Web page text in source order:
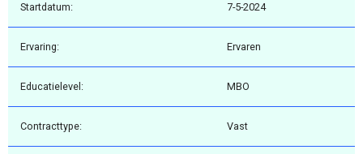
Startdatum: 7-5-2024
Ervaring: Ervaren
Educatielevel: MBO
Contracttype: Vast